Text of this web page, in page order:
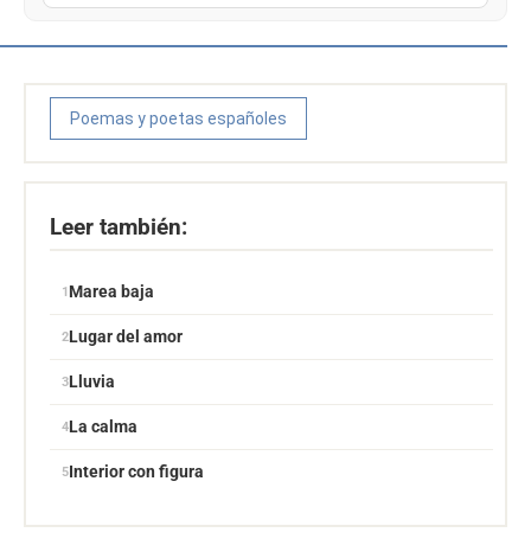
Poemas y poetas españoles
Leer también:
Marea baja
Lugar del amor
Lluvia
La calma
Interior con figura